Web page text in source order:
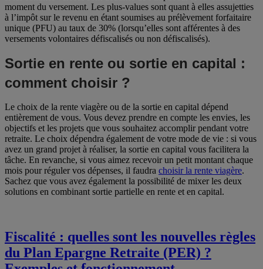
moment du versement. Les plus-values sont quant à elles assujetties
à l’impôt sur le revenu en étant soumises au prélèvement forfaitaire
unique (PFU) au taux de 30% (lorsqu’elles sont afférentes à des
versements volontaires défiscalisés ou non défiscalisés).
Sortie en rente ou sortie en capital :
comment choisir ?
Le choix de la rente viagère ou de la sortie en capital dépend
entièrement de vous. Vous devez prendre en compte les envies, les
objectifs et les projets que vous souhaitez accomplir pendant votre
retraite. Le choix dépendra également de votre mode de vie : si vous
avez un grand projet à réaliser, la sortie en capital vous facilitera la
tâche. En revanche, si vous aimez recevoir un petit montant chaque
mois pour réguler vos dépenses, il faudra choisir la rente viagère.
Sachez que vous avez également la possibilité de mixer les deux
solutions en combinant sortie partielle en rente et en capital.
Fiscalité : quelles sont les nouvelles règles
du Plan Epargne Retraite (PER) ?